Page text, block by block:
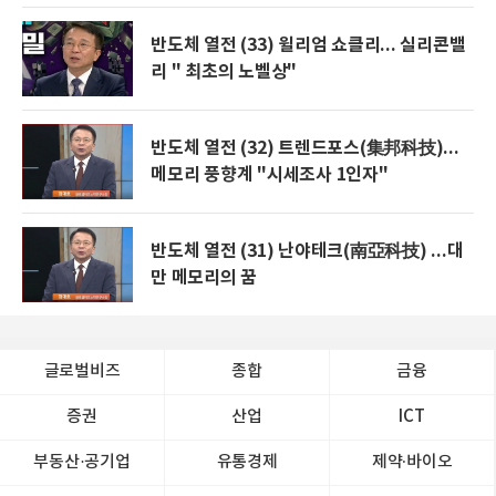
반도체 열전 (33) 윌리엄 쇼클리... 실리콘밸
리 " 최초의 노벨상"
반도체 열전 (32) 트렌드포스(集邦科技)...
메모리 풍향계 "시세조사 1인자"
반도체 열전 (31) 난야테크(南亞科技) ...대
만 메모리의 꿈
글로벌비즈 종합 금융
증권 산업 ICT
부동산·공기업 유통경제 제약∙바이오